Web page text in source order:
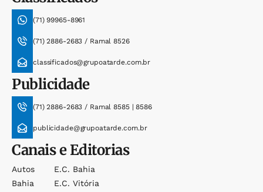
(71) 99965-8961
(71) 2886-2683 / Ramal 8526
classificados@grupoatarde.com.br
Publicidade
(71) 2886-2683 / Ramal 8585 | 8586
publicidade@grupoatarde.com.br
Canais e Editorias
Autos
Bahia
E.c. Bahia
E.c. Vitória